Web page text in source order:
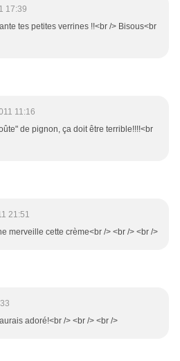
17:39
tes petites verrines !!<br /> Bisous<br
11:16
de pignon, ça doit être terrible!!!!<br
21:51
merveille cette crème<br /> <br /> <br />
adoré!<br /> <br /> <br />